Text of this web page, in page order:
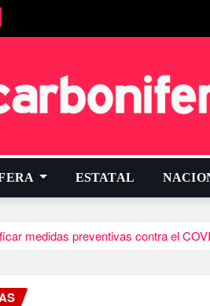
ESTATAL
medidas preventivas contra el